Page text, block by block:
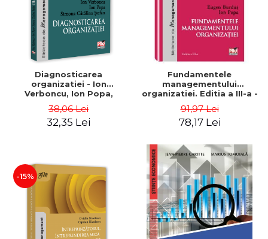
Diagnosticarea
organizatiei - Ion
Verboncu, Ion Popa,
38,06 Lei
32,35 Lei
Fundamentele
managementului
organizatiei. Editia a III-a -
91,97 Lei
78,17 Lei
-15%